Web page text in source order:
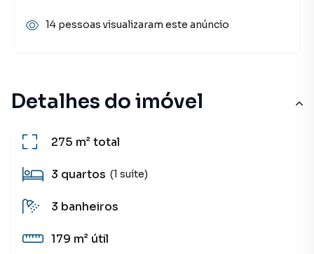
Detalhes do imóvel
275 m²total
3 quartos (1 suíte)
3 banheiros
179 m² útil
14 pessoas visualizaram este anúncio